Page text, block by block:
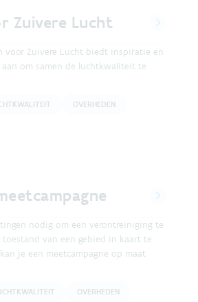
Zuivere Lucht
voor Zuivere Lucht biedt inspiratie en
om samen de luchtkwaliteit te
OVERHEDEN
nodig om een verontreiniging te
van een gebied in kaart te
je een meetcampagne op maat
OVERHEDEN